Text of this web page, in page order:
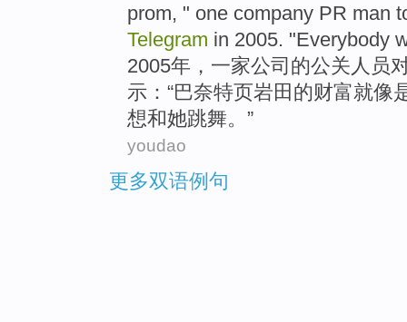
prom, " one company PR man
Telegram in 2005. "Everybody
2005年， 一家公司的公关人员
示：“巴奈特页岩田的财富就像
想和她跳舞。”
youdao
更多双语例句